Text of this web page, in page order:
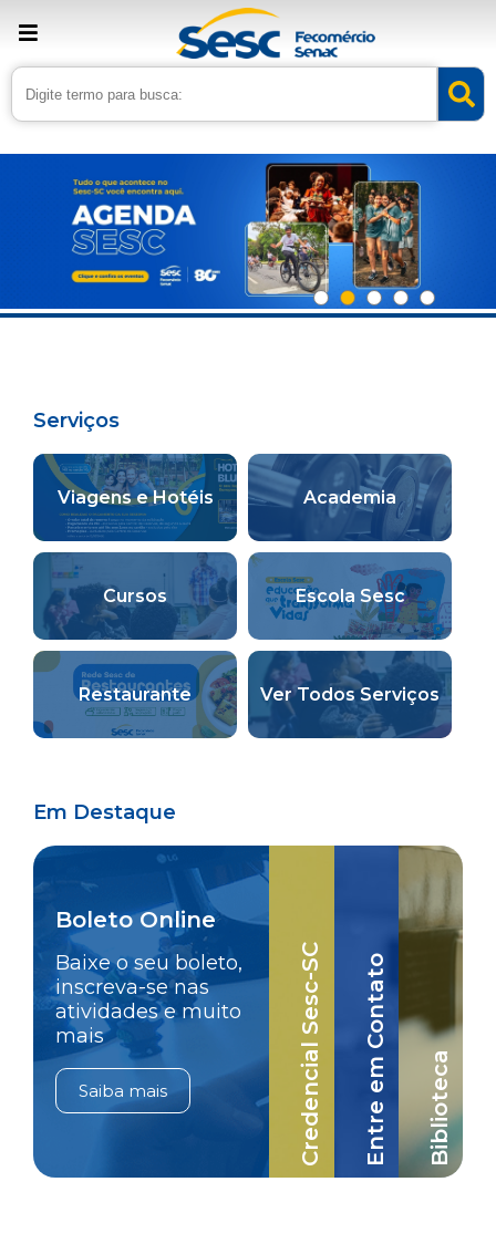
Serviços
Viagens e Hotéis Academia
Cursos Escola Sesc
Restaurante Ver Todos Serviços
Em Destaque
Boleto Online
Baixe o seu boleto,
inscreva-se nas
atividades e muito
mais
Saiba mais Credencial Sesc-SC Entre em Contato Biblioteca